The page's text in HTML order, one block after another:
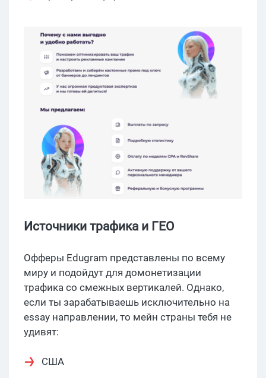
Источники трафика и ГЕО
Офферы Edugram представлены по всему
миру и подойдут для домонетизации
трафика со смежных вертикалей. Однако,
если ты зарабатываешь исключительно на
essay направлении, то мейн страны тебя не
удивят:
США